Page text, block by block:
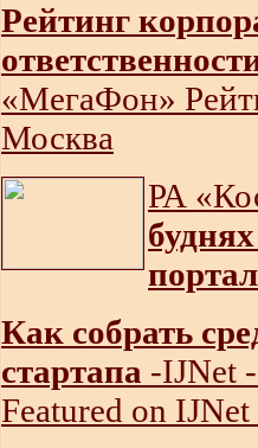
Рейтинг
«МегаФон»
Москва
РА
Как собрать
стартапа -IJNet
Featured on IJNet